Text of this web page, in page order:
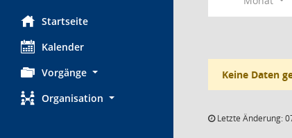
Startseite
Kalender
Vorgänge
Organisation
Keine Daten
Letzte Änderung: